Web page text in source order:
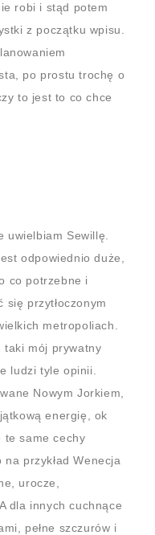
robi i stąd potem
z początku wpisu.
po prostu trochę o
to jest to co chce
uwielbiam Sewillę.
odpowiednio duże,
co potrzebne i
się przytłoczonym
metropoliach.
taki mój prywatny
ludzi tyle opinii.
Nowym Jorkiem,
energię, ok
te same cechy
przykład Wenecja
urocze,
dla innych cuchnące
pełne szczurów i